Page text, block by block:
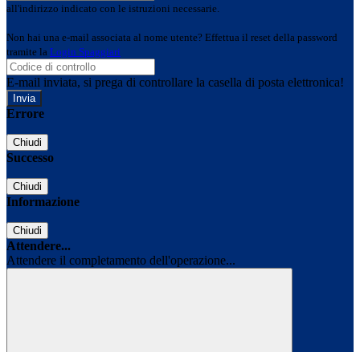
all'indirizzo indicato con le istruzioni necessarie.
Non hai una e-mail associata al nome utente? Effettua il reset della password
tramite la Login Spaggiari
E-mail inviata, si prega di controllare la casella di posta elettronica!
Errore
Chiudi
Successo
Chiudi
Informazione
Chiudi
Attendere...
Attendere il completamento dell'operazione...